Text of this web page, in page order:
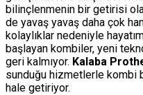
bilinçlenmenin bir getirisi
de yavaş yavaş daha çok
kolaylıklar nedeniyle
başlayan kombiler, yeni
geri kalmıyor. Kalaba
sunduğu hizmetlerle kombi
hale getiriyor.